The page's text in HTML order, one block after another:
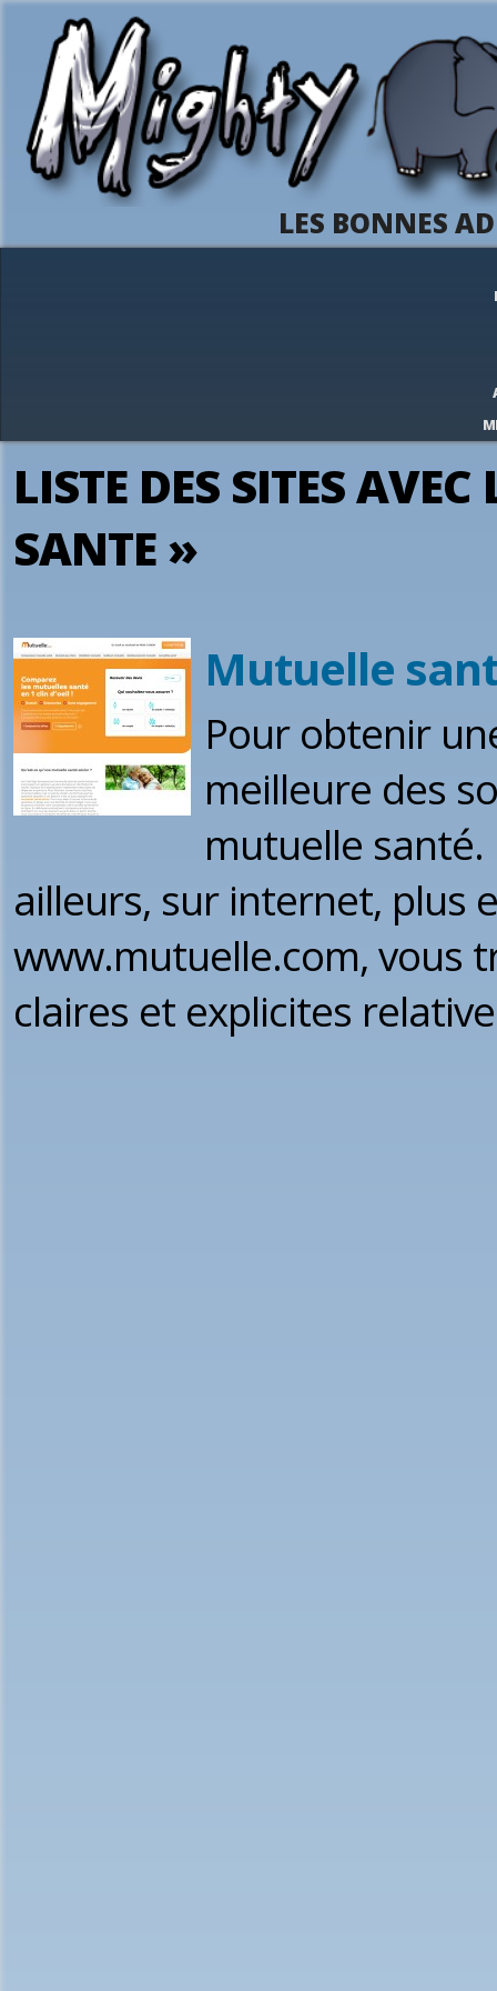
LES BONNES
LISTE DES SITES
SANTE »
Mutuelle
Pour obtenir
meilleure des
mutuelle santé.
ailleurs, sur internet, plus
www.mutuelle.com, vous
claires et explicites